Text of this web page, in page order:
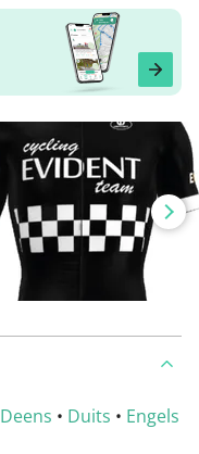
Deens • Duits • Engels